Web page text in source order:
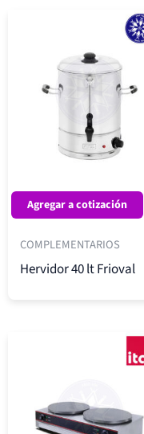
Agregar a cotización
COMPLEMENTARIOS
Hervidor 40 lt Frioval